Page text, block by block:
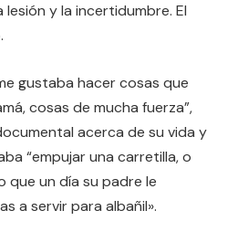
y la incertidumbre. El
gustaba hacer cosas que
cosas de mucha fuerza”,
acerca de su vida y
“empujar una carretilla, o
que un día su padre le
a servir para albañil».